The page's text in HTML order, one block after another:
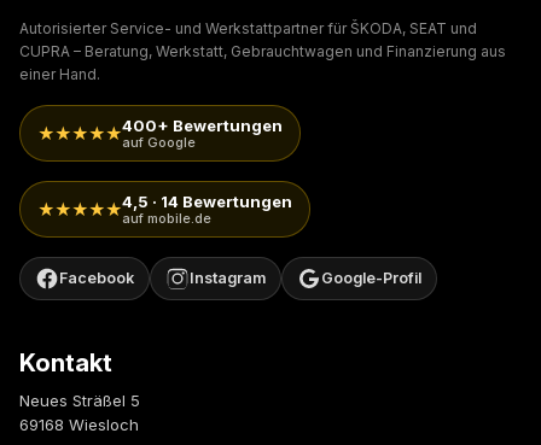
Autorisierter Service- und Werkstattpartner für ŠKODA, SEAT und
CUPRA – Beratung, Werkstatt, Gebrauchtwagen und Finanzierung aus
einer Hand.
★★★★★400+ Bewertungen
auf Google
★★★★★4,5 · 14 Bewertungen
auf mobile.de
Facebook Instagram Google-Profil
Kontakt
Neues Sträßel 5
69168 Wiesloch